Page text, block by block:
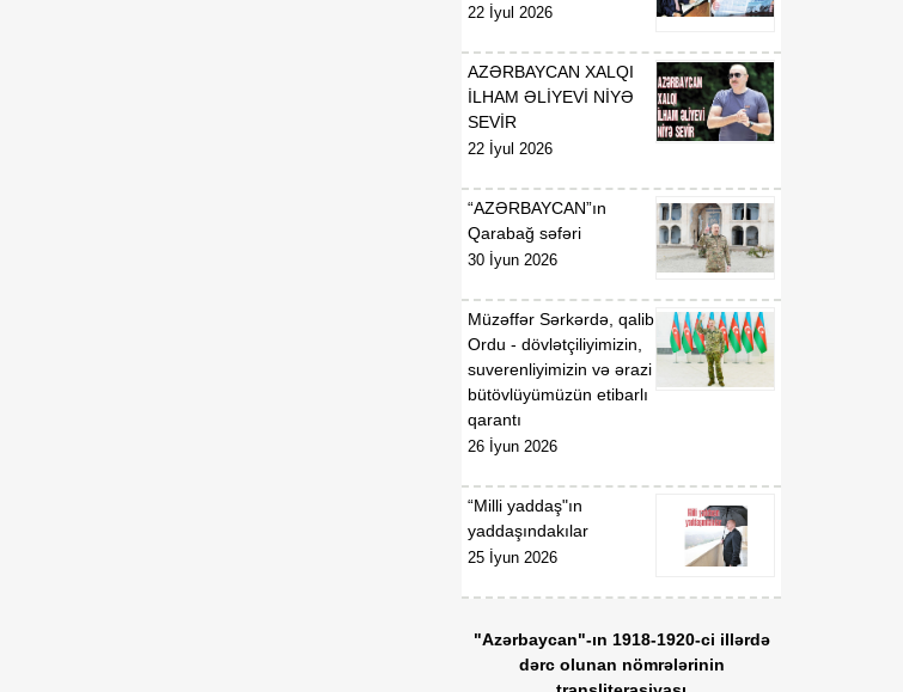
Ermənistan arasında sülh
inkişaf mərhələsinin
əsasını qoya bilər
07 Avqust
22 İyul 2026
AZƏRBAYCAN XALQI
İLHAM ƏLİYEVİ NİYƏ
SEVİR
22 İyul 2026
“AZƏRBAYCAN”ın
Qarabağ səfəri
30 İyun 2026
Müzəffər Sərkərdə, qalib
Ordu - dövlətçiliyimizin,
suverenliyimizin və ərazi
bütövlüyümüzün etibarlı
qarantı
26 İyun 2026
“Milli yaddaş"ın
yaddaşındakılar
25 İyun 2026
"Azərbaycan"-ın 1918-1920-ci illərdə
dərc olunan nömrələrinin